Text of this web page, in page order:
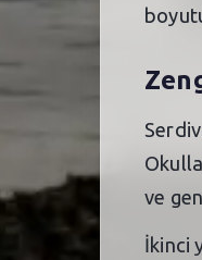
ve
İkinci